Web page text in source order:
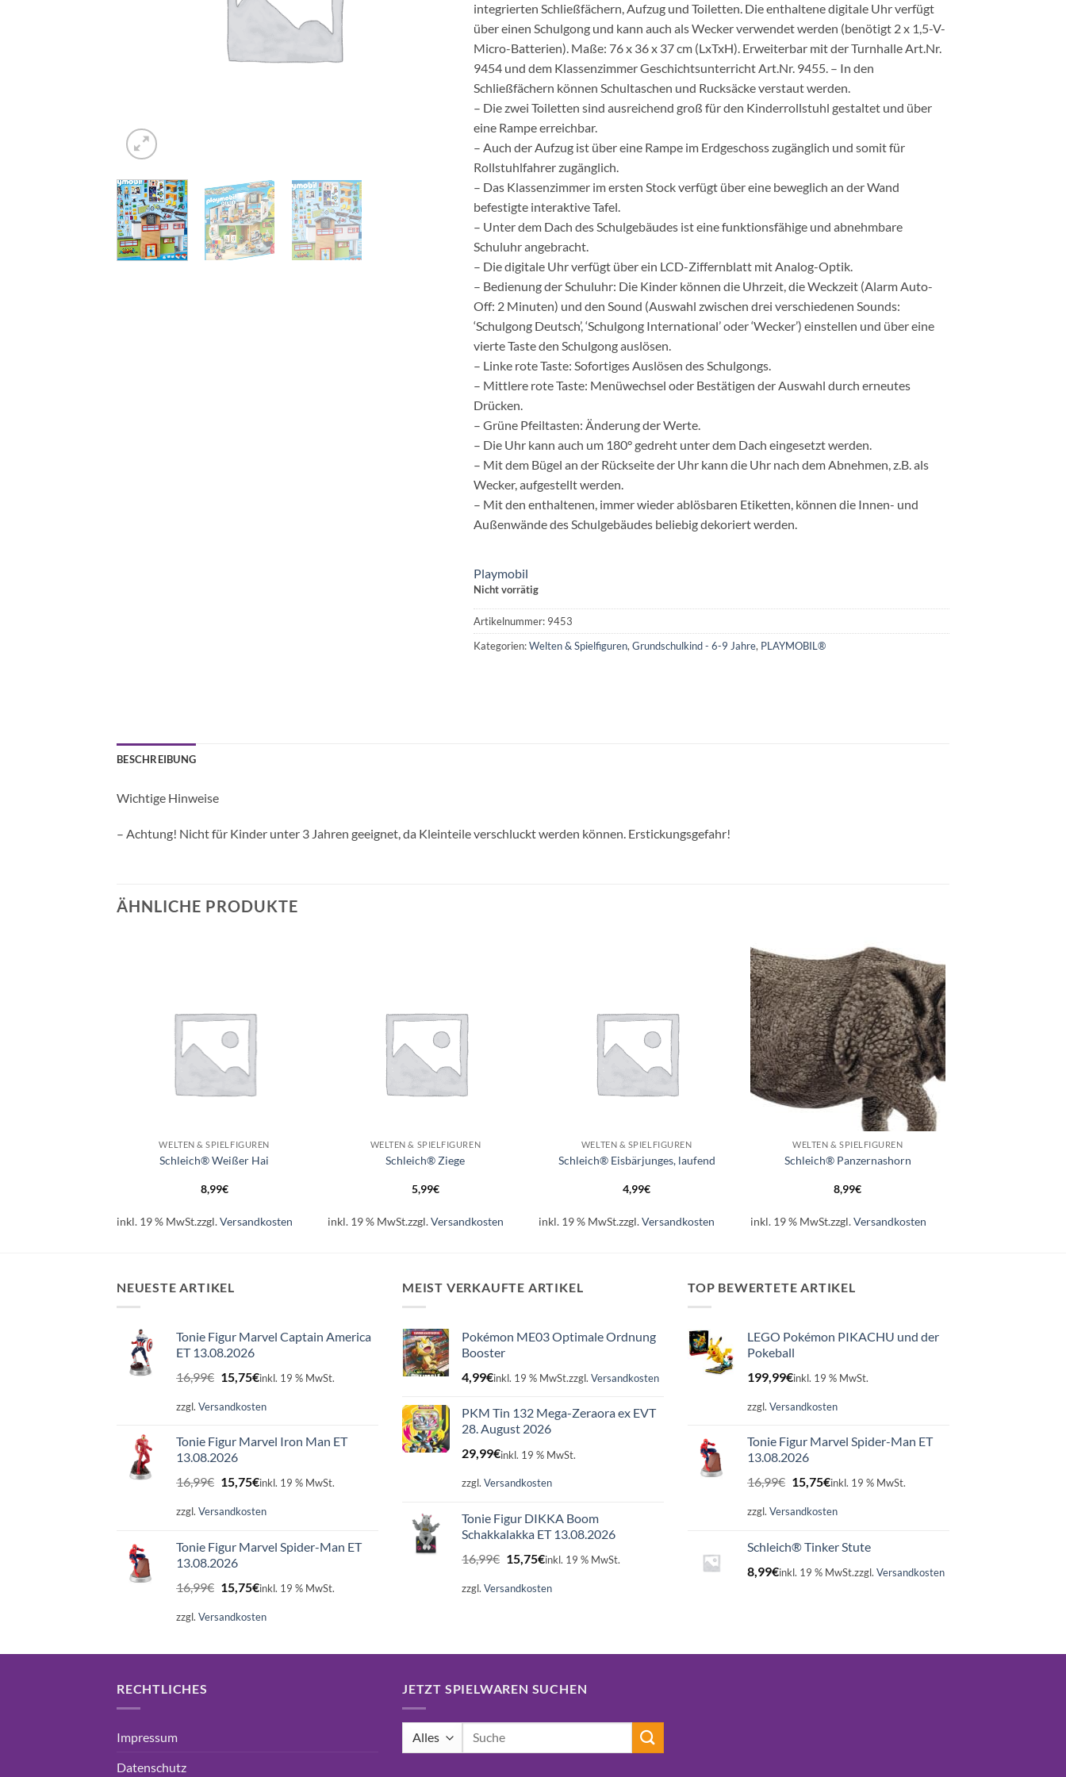
integrierten Schließfächern, Aufzug und Toiletten. Die enthaltene digitale Uhr verfügt
über einen Schulgong und kann auch als Wecker verwendet werden (benötigt 2 x 1,5-V-
Micro-Batterien). Maße: 76 x 36 x 37 cm (LxTxH). Erweiterbar mit der Turnhalle Art.Nr.
9454 und dem Klassenzimmer Geschichtsunterricht Art.Nr. 9455. – In den
Schließfächern können Schultaschen und Rucksäcke verstaut werden.
– Die zwei Toiletten sind ausreichend groß für den Kinderrollstuhl gestaltet und über
eine Rampe erreichbar.
– Auch der Aufzug ist über eine Rampe im Erdgeschoss zugänglich und somit für
Rollstuhlfahrer zugänglich.
– Das Klassenzimmer im ersten Stock verfügt über eine beweglich an der Wand
befestigte interaktive Tafel.
– Unter dem Dach des Schulgebäudes ist eine funktionsfähige und abnehmbare
Schuluhr angebracht.
– Die digitale Uhr verfügt über ein LCD-Ziffernblatt mit Analog-Optik.
– Bedienung der Schuluhr: Die Kinder können die Uhrzeit, die Weckzeit (Alarm Auto-
Off: 2 Minuten) und den Sound (Auswahl zwischen drei verschiedenen Sounds:
‘Schulgong Deutsch’, ‘Schulgong International’ oder ‘Wecker’) einstellen und über eine
vierte Taste den Schulgong auslösen.
– Linke rote Taste: Sofortiges Auslösen des Schulgongs.
– Mittlere rote Taste: Menüwechsel oder Bestätigen der Auswahl durch erneutes
Drücken.
– Grüne Pfeiltasten: Änderung der Werte.
– Die Uhr kann auch um 180° gedreht unter dem Dach eingesetzt werden.
– Mit dem Bügel an der Rückseite der Uhr kann die Uhr nach dem Abnehmen, z.B. als
Wecker, aufgestellt werden.
– Mit den enthaltenen, immer wieder ablösbaren Etiketten, können die Innen- und
Außenwände des Schulgebäudes beliebig dekoriert werden.
Playmobil
Nicht vorrätig
Artikelnummer: 9453
Kategorien:Welten & Spielfiguren, Grundschulkind - 6-9 Jahre, PLAYMOBIL®
BESCHREIBUNG
Wichtige Hinweise
– Achtung! Nicht für Kinder unter 3 Jahren geeignet, da Kleinteile verschluckt werden können. Erstickungsgefahr!
ÄHNLICHE PRODUKTE
WELTEN & SPIELFIGUREN
Schleich® Weißer Hai
8,99€
inkl. 19 % MwSt.zzgl.Versandkosten
WELTEN & SPIELFIGUREN
Schleich® Ziege
5,99€
inkl. 19 % MwSt.zzgl.Versandkosten
WELTEN & SPIELFIGUREN
Schleich® Eisbärjunges, laufend
4,99€
inkl. 19 % MwSt.zzgl.Versandkosten
Auf die
Wunschliste
WELTEN & SPIELFIGUREN
Schleich® Panzernashorn
8,99€
inkl. 19 % MwSt.zzgl.Versandkosten
NEUESTE ARTIKEL
Tonie Figur Marvel Captain America
ET 13.08.2026
16,99€ Ursprünglicher
Preis
war:
15,75€Aktueller
ist:
inkl. 19 % MwSt.
zzgl. Versandkosten
Tonie Figur Marvel Iron Man ET
13.08.2026
16,99€ Ursprünglicher
Preis
war:
15,75€Aktueller
ist:
inkl. 19 % MwSt.
zzgl. Versandkosten
Tonie Figur Marvel Spider-Man ET
13.08.2026
16,99€ Ursprünglicher
Preis
war:
15,75€Aktueller
ist:
inkl. 19 % MwSt.
zzgl. Versandkosten
MEIST VERKAUFTE ARTIKEL
Pokémon ME03 Optimale Ordnung
Booster
4,99€inkl. 19 % MwSt.zzgl. Versandkosten
PKM Tin 132 Mega-Zeraora ex EVT
28. August 2026
29,99€inkl. 19 % MwSt.
zzgl. Versandkosten
Tonie Figur DIKKA Boom
Schakkalakka ET 13.08.2026
16,99€ Ursprünglicher
Preis
war:
15,75€Aktueller
ist:
inkl. 19 % MwSt.
zzgl. Versandkosten
TOP BEWERTETE ARTIKEL
LEGO Pokémon PIKACHU und der
Pokeball
199,99€inkl. 19 % MwSt.
zzgl. Versandkosten
Tonie Figur Marvel Spider-Man ET
13.08.2026
16,99€ Ursprünglicher
Preis
war:
15,75€Aktueller
ist:
inkl. 19 % MwSt.
zzgl. Versandkosten
Schleich® Tinker Stute
8,99€inkl. 19 % MwSt.zzgl. Versandkosten
RECHTLICHES
Impressum
Datenschutz
JETZT SPIELWAREN SUCHEN
Suchen